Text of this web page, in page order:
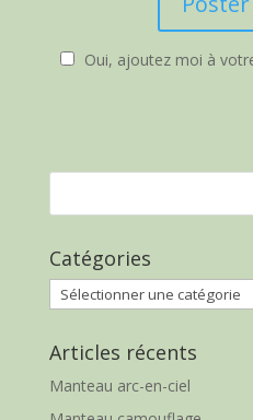
Oui, ajoutez moi à
Catégories
Catégories
Articles récents
Manteau arc-en-ciel